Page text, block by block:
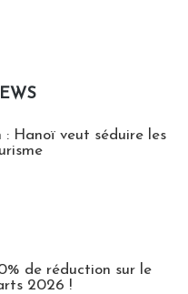
Hanoï veut séduire les
de réduction sur le
2026 !